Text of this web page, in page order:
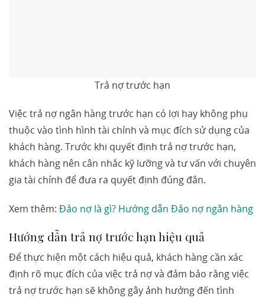
Trả nợ trước hạn
Việc trả nợ ngân hàng trước hạn có lợi hay không phụ
thuộc vào tình hình tài chính và mục đích sử dụng của
khách hàng. Trước khi quyết định trả nợ trước hạn,
khách hàng nên cân nhắc kỹ lưỡng và tư vấn với chuyên
gia tài chính để đưa ra quyết định đúng đắn.
Xem thêm: Đảo nợ là gì? Hướng dẫn Đảo nợ ngân hàng
Hướng dẫn trả nợ trước hạn hiệu quả
Để thực hiện một cách hiệu quả, khách hàng cần xác
định rõ mục đích của việc trả nợ và đảm bảo rằng việc
trả nợ trước hạn sẽ không gây ảnh hưởng đến tình